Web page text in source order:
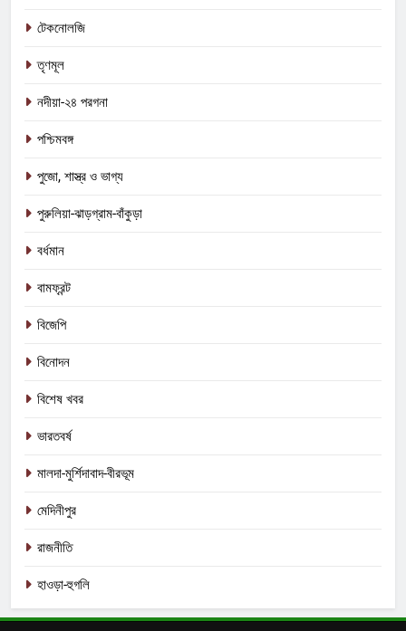
টেকনোলজি
তৃণমূল
নদীয়া-২৪ পরগনা
পশ্চিমবঙ্গ
পুজো, শাস্ত্র ও ভাগ্য
পুরুলিয়া-ঝাড়গ্রাম-বাঁকুড়া
বর্ধমান
বামফ্রন্ট
বিজেপি
বিনোদন
বিশেষ খবর
ভারতবর্ষ
মালদা-মুর্শিদাবাদ-বীরভূম
মেদিনীপুর
রাজনীতি
হাওড়া-হুগলি